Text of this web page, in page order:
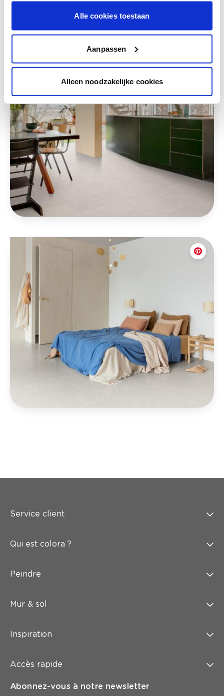
Alle cookies toestaan
Aanpassen
Alleen noodzakelijke cookies
Ces styles peuvent également vous plaire
Service client
Qui est colora ?
Peindre
Mur & sol
Inspiration
Accès rapide
Abonnez-vous à notre newsletter